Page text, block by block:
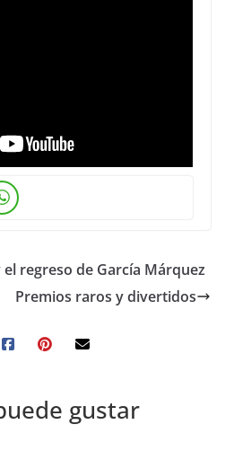
el regreso de García Márquez
Premios raros y divertidos
gustar